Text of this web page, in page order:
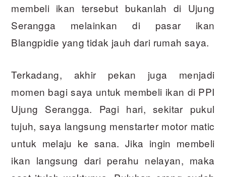
membeli ikan tersebut bukanlah di Ujung
Serangga melainkan di pasar ikan
Blangpidie yang tidak jauh dari rumah saya.
Terkadang, akhir pekan juga menjadi
momen bagi saya untuk membeli ikan di PPI
Ujung Serangga. Pagi hari, sekitar pukul
tujuh, saya langsung menstarter motor matic
untuk melaju ke sana. Jika ingin membeli
ikan langsung dari perahu nelayan, maka